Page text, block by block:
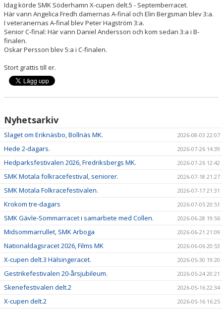
Idag körde SMK Söderhamn X-cupen delt.5 - Septemberracet.
Här vann Angelica Fredh damernas A-final och Elin Bergsman blev 3:a.
I veteranernas A-final blev Peter Hagström 3:a.
Senior C-final: Här vann Daniel Andersson och kom sedan 3:a i B-
finalen.
Oskar Persson blev 5:a i C-finalen.
Stort grattis till er.
Nyhetsarkiv
Slaget om Eriknäsbo, Bollnäs MK. 2026-08-03 22:07
Hede 2-dagars. 2026-07-26 14:39
Hedparksfestivalen 2026, Fredriksbergs MK. 2026-07-26 12:42
SMK Motala folkracefestival, seniorer. 2026-07-18 21:27
SMK Motala Folkracefestivalen. 2026-07-17 21:31
Krokom tre-dagars 2026-07-05 20:51
SMK Gävle-Sommarracet i samarbete med Collen. 2026-06-28 19:56
Midsommarrullet, SMK Arboga 2026-06-21 21:09
Nationaldagsracet 2026, Films MK 2026-06-06 20:53
X-cupen delt.3 Hälsingeracet. 2026-05-30 19:20
Gestrikefestivalen 20-årsjubileum. 2026-05-24 20:21
Skenefestivalen delt.2 2026-05-16 22:34
X-cupen delt.2 2026-05-16 16:25